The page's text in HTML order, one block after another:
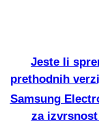
Jeste li
prethodnih
Samsung
za